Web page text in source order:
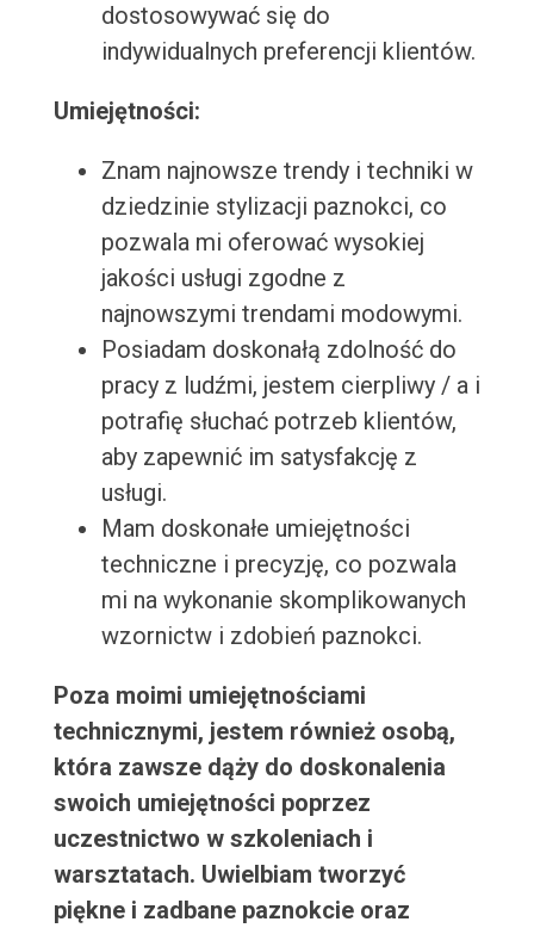
dostosowywać się do
indywidualnych preferencji klientów.
Umiejętności:
Znam najnowsze trendy i techniki w
dziedzinie stylizacji paznokci, co
pozwala mi oferować wysokiej
jakości usługi zgodne z
najnowszymi trendami modowymi.
Posiadam doskonałą zdolność do
pracy z ludźmi, jestem cierpliwy / a i
potrafię słuchać potrzeb klientów,
aby zapewnić im satysfakcję z
usługi.
Mam doskonałe umiejętności
techniczne i precyzję, co pozwala
mi na wykonanie skomplikowanych
wzornictw i zdobień paznokci.
Poza moimi umiejętnościami
technicznymi, jestem również osobą,
która zawsze dąży do doskonalenia
swoich umiejętności poprzez
uczestnictwo w szkoleniach i
warsztatach. Uwielbiam tworzyć
piękne i zadbane paznokcie oraz